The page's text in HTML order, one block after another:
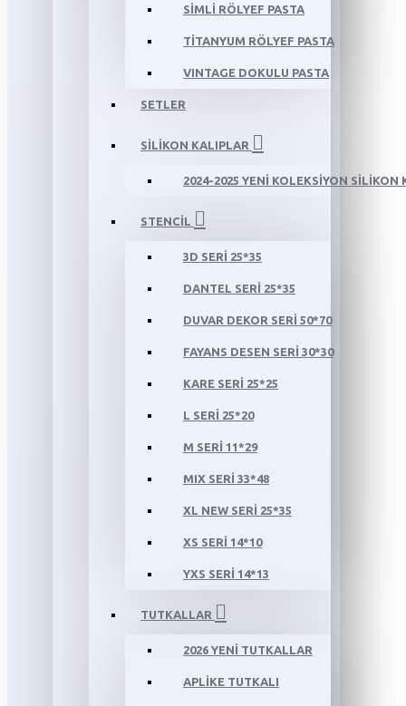
SİMLİ RÖLYEF PASTA
TİTANYUM RÖLYEF PASTA
VINTAGE DOKULU PASTA
SETLER
SİLİKON KALIPLAR
2024-2025 YENİ KOLEKSİYON SİLİKON
STENCİL
3D SERİ 25*35
DANTEL SERİ 25*35
DUVAR DEKOR SERİ 50*70
FAYANS DESEN SERİ 30*30
KARE SERİ 25*25
L SERİ 25*20
M SERİ 11*29
MIX SERİ 33*48
XL NEW SERİ 25*35
XS SERİ 14*10
YXS SERİ 14*13
TUTKALLAR
2026 YENİ TUTKALLAR
APLİKE TUTKALI